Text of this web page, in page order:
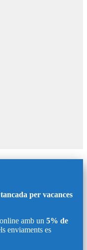
tancada per vacances
amb un 5% de
enviaments es